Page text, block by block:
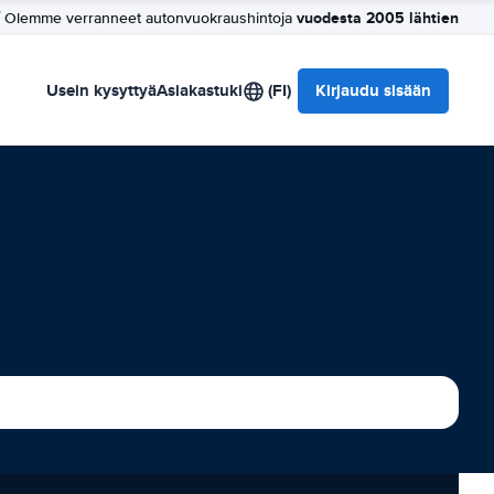
Olemme verranneet autonvuokraushintoja vuodesta 2005 lähtien
Usein kysyttyäAsiakastuki (FI) Kirjaudu sisään